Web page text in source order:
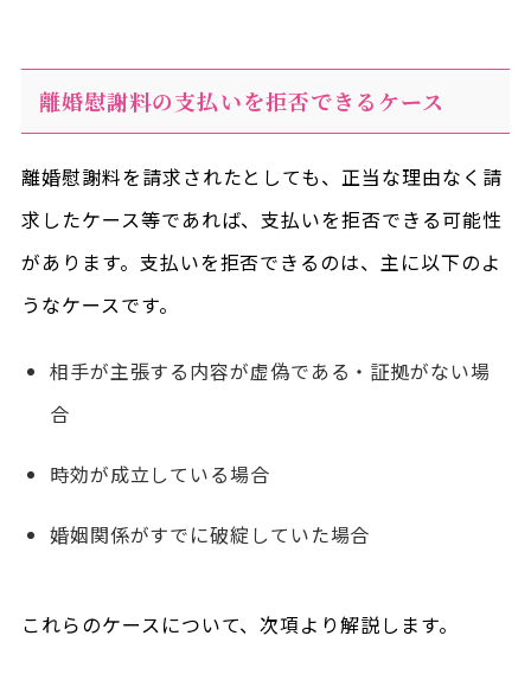
離婚慰謝料の支払いを拒否できるケース
離婚慰謝料を請求されたとしても、正当な理由なく請
求したケース等であれば、支払いを拒否できる可能性
があります。支払いを拒否できるのは、主に以下のよ
うなケースです。
相手が主張する内容が虚偽である・証拠がない場
合
時効が成立している場合
婚姻関係がすでに破綻していた場合
これらのケースについて、次項より解説します。